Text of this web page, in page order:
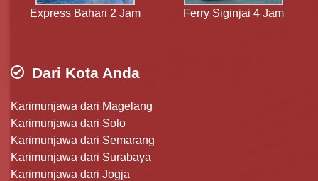
Express Bahari 2 Jam Ferry Siginjai 4 Jam
Dari Kota Anda
Karimunjawa dari Magelang
Karimunjawa dari Solo
Karimunjawa dari Semarang
Karimunjawa dari Surabaya
Karimunjawa dari Jogja